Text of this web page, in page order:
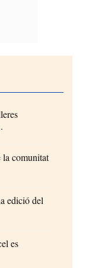
la comunitat
edició del
es